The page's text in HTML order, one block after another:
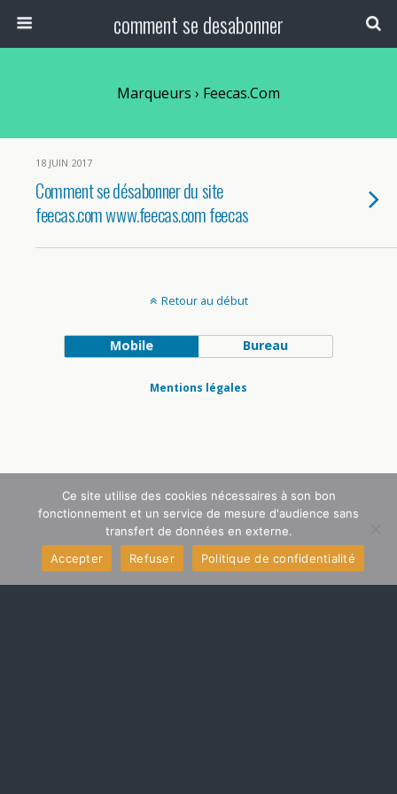
comment se desabonner
Marqueurs › Feecas.com
18 JUIN 2017
Comment se désabonner du site
feecas.com www.feecas.com feecas
Retour au début
Mobile Bureau
Mentions légales
Ce site utilise des cookies nécessaires à son bon
fonctionnement et un service de mesure d'audience sans
transfert de données en externe.
Accepter
Refuser Politique de confidentialité